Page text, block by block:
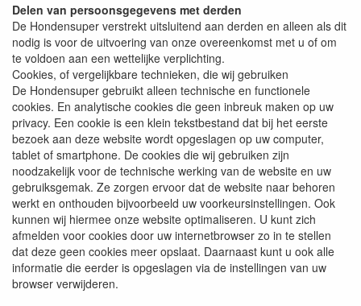
Delen van persoonsgegevens met derden
De Hondensuper verstrekt uitsluitend aan derden en alleen als dit
nodig is voor de uitvoering van onze overeenkomst met u of om
te voldoen aan een wettelijke verplichting.
Cookies, of vergelijkbare technieken, die wij gebruiken
De Hondensuper gebruikt alleen technische en functionele
cookies. En analytische cookies die geen inbreuk maken op uw
privacy. Een cookie is een klein tekstbestand dat bij het eerste
bezoek aan deze website wordt opgeslagen op uw computer,
tablet of smartphone. De cookies die wij gebruiken zijn
noodzakelijk voor de technische werking van de website en uw
gebruiksgemak. Ze zorgen ervoor dat de website naar behoren
werkt en onthouden bijvoorbeeld uw voorkeursinstellingen. Ook
kunnen wij hiermee onze website optimaliseren. U kunt zich
afmelden voor cookies door uw internetbrowser zo in te stellen
dat deze geen cookies meer opslaat. Daarnaast kunt u ook alle
informatie die eerder is opgeslagen via de instellingen van uw
browser verwijderen.